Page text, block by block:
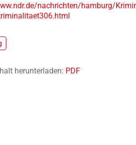
nachrichten/hamburg/
herunterladen: PDF